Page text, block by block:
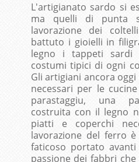
L'artigianato sardo si
ma quelli di punta
lavorazione dei
battuto i gioielli in
legno i tappeti sardi
costumi tipici di ogni
Gli artigiani ancora
necessari per le
parastaggiu, una
costruita con il legno
piatti e coperchi
lavorazione del ferro
faticoso portato
passione dei fabbri